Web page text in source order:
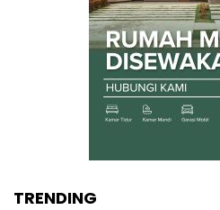
TRENDING